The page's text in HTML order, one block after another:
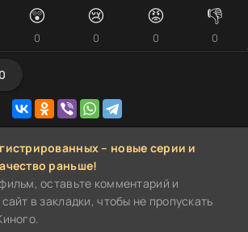
😲
0
😢
0
😡
0
👎
0
0
– новые серии и
раньше!
оставьте комментарий и
в закладки, чтобы не пропускать